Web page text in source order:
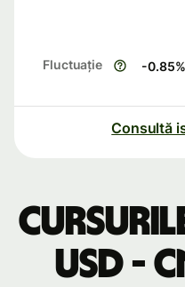
Fluctuație -0.85%
Consultă
USD -